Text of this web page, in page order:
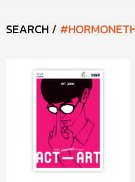
SEARCH /